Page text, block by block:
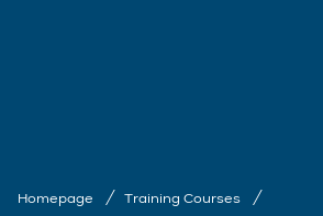
Homepage
Training Courses